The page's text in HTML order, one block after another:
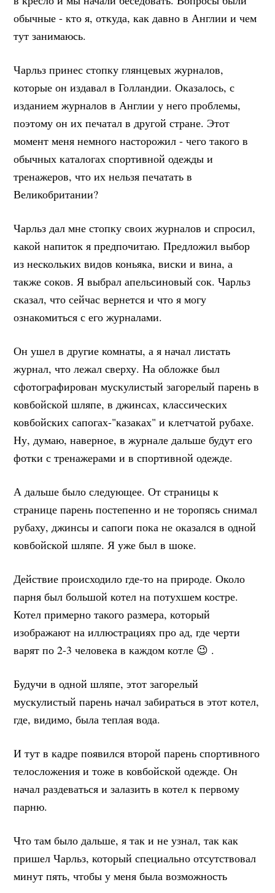
обычные - кто я, откуда, как давно в Англии и чем
тут занимаюсь.
Чарльз принес стопку глянцевых журналов,
которые он издавал в Голландии. Оказалось, с
изданием журналов в Англии у него проблемы,
поэтому он их печатал в другой стране. Этот
момент меня немного насторожил - чего такого в
обычных каталогах спортивной одежды и
тренажеров, что их нельзя печатать в
Великобритании?
Чарльз дал мне стопку своих журналов и спросил,
какой напиток я предпочитаю. Предложил выбор
из нескольких видов коньяка, виски и вина, а
также соков. Я выбрал апельсиновый сок. Чарльз
сказал, что сейчас вернется и что я могу
ознакомиться с его журналами.
Он ушел в другие комнаты, а я начал листать
журнал, что лежал сверху. На обложке был
сфотографирован мускулистый загорелый парень в
ковбойской шляпе, в джинсах, классических
ковбойских сапогах-"казаках" и клетчатой рубахе.
Ну, думаю, наверное, в журнале дальше будут его
фотки с тренажерами и в спортивной одежде.
А дальше было следующее. От страницы к
странице парень постепенно и не торопясь снимал
рубаху, джинсы и сапоги пока не оказался в одной
ковбойской шляпе. Я уже был в шоке.
Действие происходило где-то на природе. Около
парня был большой котел на потухшем костре.
Котел примерно такого размера, который
изображают на иллюстрациях про ад, где черти
варят по 2-3 человека в каждом котле 😉 .
Будучи в одной шляпе, этот загорелый
мускулистый парень начал забираться в этот котел,
где, видимо, была теплая вода.
И тут в кадре появился второй парень спортивного
телосложения и тоже в ковбойской одежде. Он
начал раздеваться и залазить в котел к первому
парню.
Что там было дальше, я так и не узнал, так как
пришел Чарльз, который специально отсутствовал
минут пять, чтобы у меня была возможность